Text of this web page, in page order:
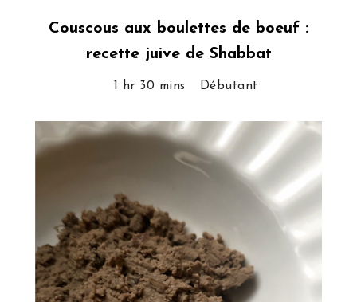
Couscous aux boulettes de boeuf :
recette juive de Shabbat
1 hr 30 mins Débutant